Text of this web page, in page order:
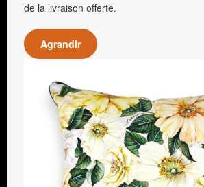
de la livraison offerte.
Agrandir